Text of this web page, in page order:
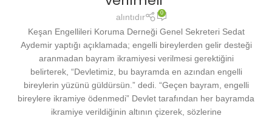
alıntıdır 0
Keşan Engellileri Koruma Derneği Genel Sekreteri Sedat
Aydemir yaptığı açıklamada; engelli bireylerden gelir desteği
aranmadan bayram ikramiyesi verilmesi gerektiğini
belirterek, “Devletimiz, bu bayramda en azından engelli
bireylerin yüzünü güldürsün.” dedi. “Geçen bayram, engelli
bireylere ikramiye ödenmedi” Devlet tarafından her bayramda
ikramiye verildiğinin altının çizerek, sözlerine